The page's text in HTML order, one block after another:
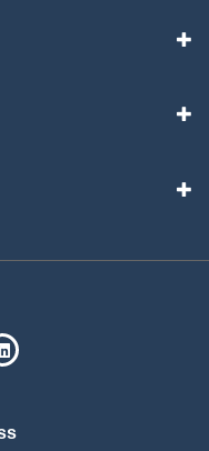
på Instagram